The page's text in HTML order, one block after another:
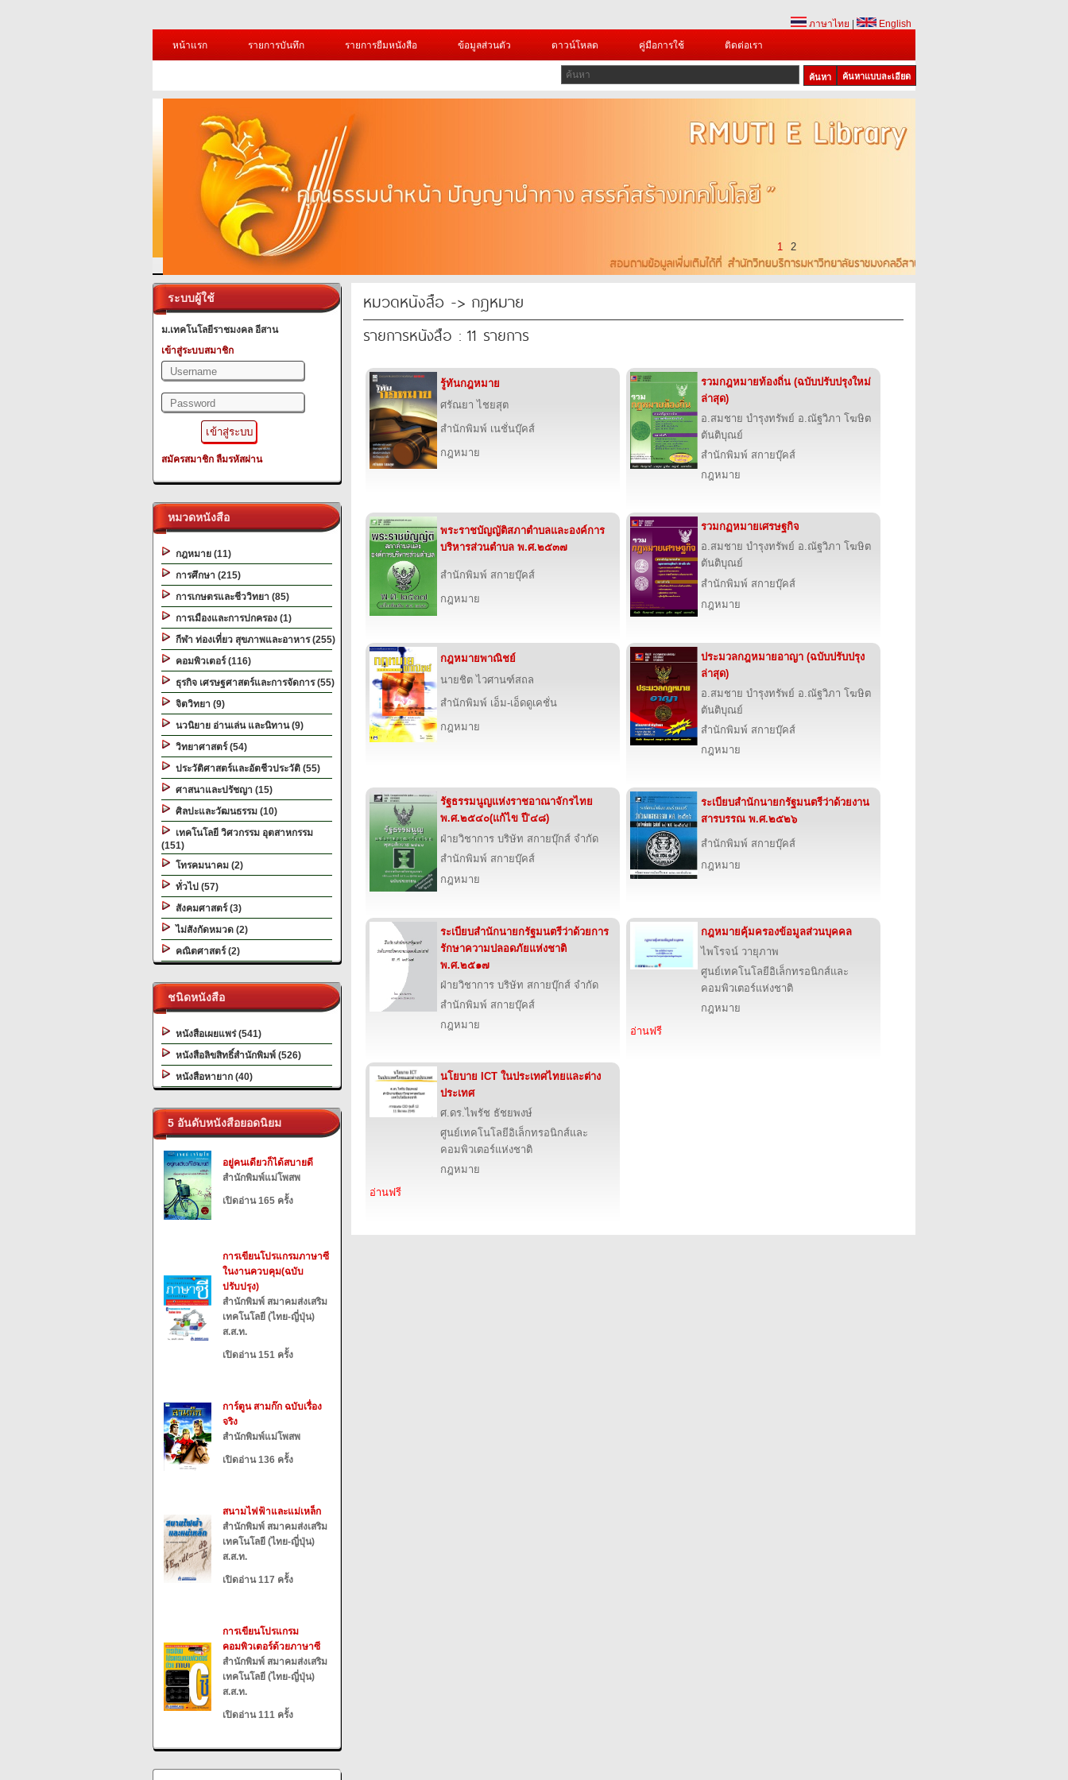
ภาษาไทย
English
หน้าแรก
รายการบันทึก รายการยืมหนังสือ ข้อมูลส่วนตัว ดาวน์โหลด คู่มือการใช้ ติดต่อเรา
ค้นหาแบบละเอียด
1 2
ระบบผู้ใช้
ม.เทคโนโลยีราชมงคล อีสาน
เข้าสู่ระบบสมาชิก
สมัครสมาชิก ลืมรหัสผ่าน
หมวดหนังสือ
กฎหมาย (11)
การศึกษา (215)
การเกษตรและชีววิทยา (85)
การเมืองและการปกครอง (1)
กีฬา ท่องเที่ยว สุขภาพและอาหาร (255)
คอมพิวเตอร์ (116)
ธุรกิจ เศรษฐศาสตร์และการจัดการ (55)
จิตวิทยา (9)
นวนิยาย อ่านเล่น และนิทาน (9)
วิทยาศาสตร์ (54)
ประวัติศาสตร์และอัตชีวประวัติ (55)
ศาสนาและปรัชญา (15)
ศิลปะและวัฒนธรรม (10)
เทคโนโลยี วิศวกรรม อุตสาหกรรม
(151)
โทรคมนาคม (2)
ทั่วไป (57)
สังคมศาสตร์ (3)
ไม่สังกัดหมวด (2)
คณิตศาสตร์ (2)
ชนิดหนังสือ
หนังสือเผยแพร่ (541)
หนังสือลิขสิทธิ์สำนักพิมพ์ (526)
หนังสือหายาก (40)
5 อันดับหนังสือยอดนิยม
อยู่คนเดียวก็ได้สบายดี
สำนักพิมพ์แม่โพสพ
เปิดอ่าน 165 ครั้ง
การเขียนโปรแกรมภาษาซี
ในงานควบคุม(ฉบับ
ปรับปรุง)
สำนักพิมพ์ สมาคมส่งเสริม
เทคโนโลยี (ไทย-ญี่ปุ่น)
ส.ส.ท.
เปิดอ่าน 151 ครั้ง
การ์ตูน สามก๊ก ฉบับเรื่อง
จริง
สำนักพิมพ์แม่โพสพ
เปิดอ่าน 136 ครั้ง
สนามไฟฟ้าและแม่เหล็ก
สำนักพิมพ์ สมาคมส่งเสริม
เทคโนโลยี (ไทย-ญี่ปุ่น)
ส.ส.ท.
เปิดอ่าน 117 ครั้ง
การเขียนโปรแกรม
คอมพิวเตอร์ด้วยภาษาซี
สำนักพิมพ์ สมาคมส่งเสริม
เทคโนโลยี (ไทย-ญี่ปุ่น)
ส.ส.ท.
เปิดอ่าน 111 ครั้ง
หมวดหนังสือ -> กฎหมาย
รายการหนังสือ : 11 รายการ
รู้ทันกฎหมาย
ศรัณยา ไชยสุต
สำนักพิมพ์ เนชั่นบุ๊คส์
กฎหมาย
รวมกฎหมายท้องถิ่น (ฉบับปรับปรุงใหม่
ล่าสุด)
อ.สมชาย บำรุงทรัพย์ อ.ณัฐวิภา โฆษิต
ตันติบุณย์
สำนักพิมพ์ สกายบุ๊คส์
กฎหมาย
พระราชบัญญัติสภาตำบลและองค์การ
บริหารส่วนตำบล พ.ศ.๒๕๓๗
สำนักพิมพ์ สกายบุ๊คส์
กฎหมาย
รวมกฏหมายเศรษฐกิจ
อ.สมชาย บำรุงทรัพย์ อ.ณัฐวิภา โฆษิต
ตันติบุณย์
สำนักพิมพ์ สกายบุ๊คส์
กฎหมาย
กฎหมายพาณิชย์
นายชิต ไวศานฑ์สถล
สำนักพิมพ์ เอ็ม-เอ็ดดูเคชั่น
กฎหมาย
ประมวลกฎหมายอาญา (ฉบับปรับปรุง
ล่าสุด)
อ.สมชาย บำรุงทรัพย์ อ.ณัฐวิภา โฆษิต
ตันติบุณย์
สำนักพิมพ์ สกายบุ๊คส์
กฎหมาย
รัฐธรรมนูญแห่งราชอาณาจักรไทย
พ.ศ.๒๕๔๐(แก้ไข ปี'๔๘)
ฝ่ายวิชาการ บริษัท สกายบุ๊กส์ จำกัด
สำนักพิมพ์ สกายบุ๊คส์
กฎหมาย
ระเบียบสำนักนายกรัฐมนตรีว่าด้วยงาน
สารบรรณ พ.ศ.๒๕๒๖
สำนักพิมพ์ สกายบุ๊คส์
กฎหมาย
ระเบียบสำนักนายกรัฐมนตรีว่าด้วยการ
รักษาความปลอดภัยแห่งชาติ
พ.ศ.๒๕๑๗
ฝ่ายวิชาการ บริษัท สกายบุ๊กส์ จำกัด
สำนักพิมพ์ สกายบุ๊คส์
กฎหมาย
กฎหมายคุ้มครองข้อมูลส่วนบุคคล
ไพโรจน์ วายุภาพ
ศูนย์เทคโนโลยีอิเล็กทรอนิกส์และ
คอมพิวเตอร์แห่งชาติ
กฎหมาย
อ่านฟรี
นโยบาย ICT ในประเทศไทยและต่าง
ประเทศ
ศ.ดร.ไพรัช ธัชยพงษ์
ศูนย์เทคโนโลยีอิเล็กทรอนิกส์และ
คอมพิวเตอร์แห่งชาติ
กฎหมาย
อ่านฟรี